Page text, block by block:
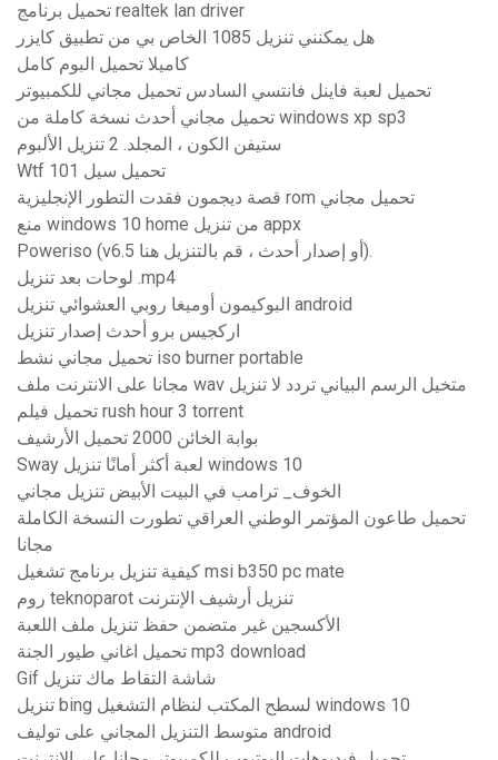
تحميل برنامج realtek lan driver
هل يمكنني تنزيل 1085 الخاص بي من تطبيق كايزر
كاميلا تحميل البوم كامل
تحميل لعبة فاينل فانتسي السادس تحميل مجاني للكمبيوتر
تحميل مجاني أحدث نسخة كاملة من windows xp sp3
ستيفن الكون ، المجلد. 2 تنزيل الألبوم
Wtf 101 تحميل سيل
قصة ديجمون فقدت التطور الإنجليزية rom تحميل مجاني
منع windows 10 home من تنزيل appx
Poweriso (v6.5 أو إصدار أحدث ، قم بالتنزيل هنا).
لوحات بعد تنزيل .mp4
البوكيمون أوميغا روبي العشوائي تنزيل android
اركجيس برو أحدث إصدار تنزيل
تحميل مجاني نشط iso burner portable
مجانا على الانترنت ملف wav متخيل الرسم البياني تردد لا تنزيل
تحميل فيلم rush hour 3 torrent
بوابة الخائن 2000 تحميل الأرشيف
Sway لعبة أكثر أمانًا تنزيل windows 10
الخوف_ ترامب في البيت الأبيض تنزيل مجاني
تحميل طاعون المؤتمر الوطني العراقي تطورت النسخة الكاملة
مجانا
كيفية تنزيل برنامج تشغيل msi b350 pc mate
روم teknoparot تنزيل أرشيف الإنترنت
الأكسجين غير متضمن حفظ تنزيل ملف اللعبة
تحميل اغاني طيور الجنة mp3 download
Gif شاشة التقاط ماك تنزيل
تنزيل bing لسطح المكتب لنظام التشغيل windows 10
متوسط ​​التنزيل المجاني على توليف android